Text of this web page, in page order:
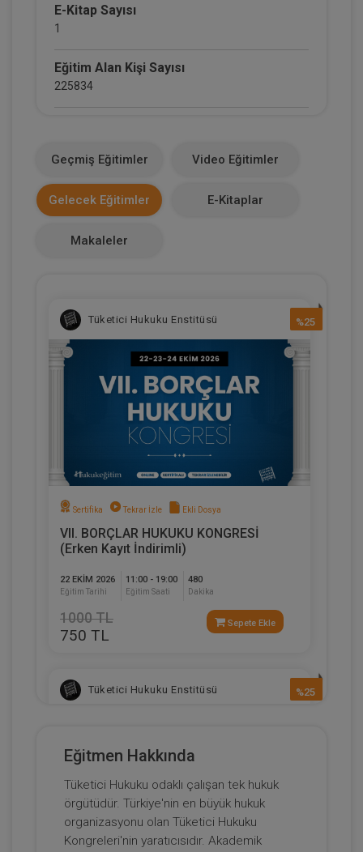
E-Kitap Sayısı
1
Eğitim Alan Kişi Sayısı
225834
Makale Sayısı
0
Geçmiş Eğitimler Video Eğitimler
Gelecek Eğitimler E-Kitaplar
Makaleler
%25
Tüketici Hukuku Enstitüsü
Sertifika Tekrar İzle Ekli Dosya
VII. BORÇLAR HUKUKU KONGRESİ
(Erken Kayıt İndirimli)
22 EKIM 2026
Eğitim Tarihi
11:00 - 19:00
Eğitim Saati
480
Dakika
1000 TL
750 TL
Sepete Ekle
%25
Tüketici Hukuku Enstitüsü
Eğitmen Hakkında
Tüketici Hukuku odaklı çalışan tek hukuk
örgütüdür. Türkiye'nin en büyük hukuk
organizasyonu olan Tüketici Hukuku
Kongreleri'nin yaratıcısıdır. Akademik